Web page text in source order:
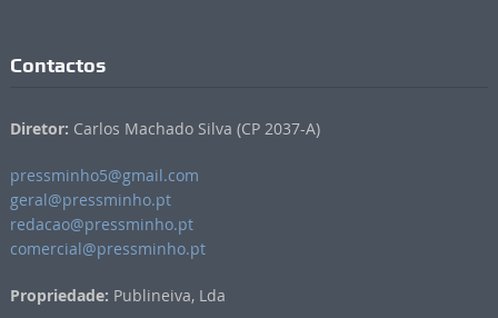
Contactos
Diretor: Carlos Machado Silva (CP 2037-A)
pressminho5@gmail.com
geral@pressminho.pt
redacao@pressminho.pt
comercial@pressminho.pt
Propriedade: Publineiva, Lda